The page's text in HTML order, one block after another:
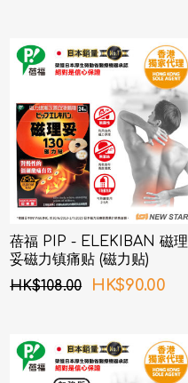
蓓福 PIP - ELEKIBAN 磁理
妥磁力镇痛贴 (磁力贴)
130MT 24粒
HK$108.00 HK$90.00